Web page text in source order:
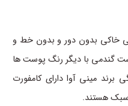
خاکی بدون دور و بدون خط و
گندمی با دیگر رنگ پوست ها
برند مینی آوا دارای کامفورت
سبک هستند.